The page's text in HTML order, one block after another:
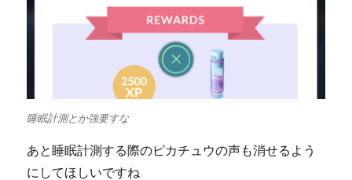
睡眠計測とか強要すな
あと睡眠計測する際のピカチュウの声も消せるよう
にしてほしいですね